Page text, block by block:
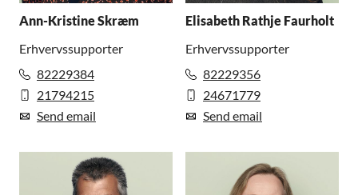
Ann-Kristine Skræm
Erhvervssupporter
82229384
21794215
Send email
Elisabeth Rathje Faurholt
Erhvervssupporter
82229356
24671779
Send email